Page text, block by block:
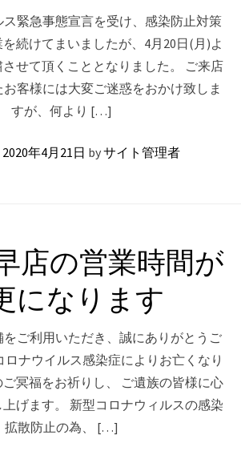
緊急事態宣言を受け、感染防止対策
続けてまいましたが、4月20日(月)よ
せて頂くこととなりました。 ご来店
客様には大変ご迷惑をおかけ致しま
すが、何より […]
2020年4月21日 byサイト管理者
店の営業時間が
になります
ご利用いただき、誠にありがとうご
ロナウイルス感染症によりお亡くなり
冥福をお祈りし、 ご遺族の皆様に心
げます。 新型コロナウィルスの感染
拡散防止の為、 […]